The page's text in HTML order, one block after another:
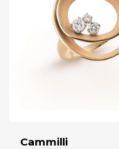
Cammilli